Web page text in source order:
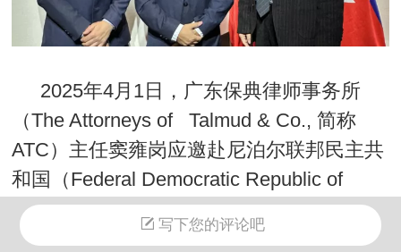
2025年4月 1日，广东保典律师事务所
（The Attorneys of Talmud & Co., 简称
ATC） 主任窦雍岗应邀赴尼泊尔联邦民主共
和国
（Federal Democratic Republic of
Nepal）驻广州总领事馆会谈，Bharat
Khanal
Saroj Bhattarai 领事参加。
写下您的评论吧